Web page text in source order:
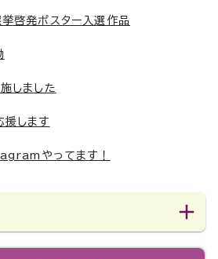
啓発ポスター入選作品
しました
します
やってます！